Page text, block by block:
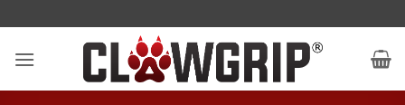
naar
inhoud